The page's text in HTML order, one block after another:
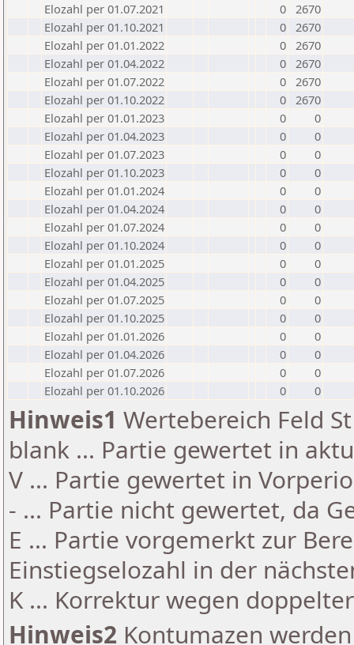
Elozahl per 01.07.2021
0 2670
Elozahl per 01.10.2021
0 2670
Elozahl per 01.01.2022
0 2670
Elozahl per 01.04.2022
0 2670
Elozahl per 01.07.2022
0 2670
Elozahl per 01.10.2022
0 2670
Elozahl per 01.01.2023
0
0
Elozahl per 01.04.2023
0
0
Elozahl per 01.07.2023
0
0
Elozahl per 01.10.2023
0
0
Elozahl per 01.01.2024
0
0
Elozahl per 01.04.2024
0
0
Elozahl per 01.07.2024
0
0
Elozahl per 01.10.2024
0
0
Elozahl per 01.01.2025
0
0
Elozahl per 01.04.2025
0
0
Elozahl per 01.07.2025
0
0
Elozahl per 01.10.2025
0
0
Elozahl per 01.01.2026
0
0
Elozahl per 01.04.2026
0
0
Elozahl per 01.07.2026
0
0
Elozahl per 01.10.2026
0 0
Hinweis1 Wertebereich Feld
blank ... Partie gewertet in
V ... Partie gewertet in
- ... Partie nicht gewertet, da
E ... Partie vorgemerkt zur
Einstiegselozahl in der
K ... Korrektur wegen
Hinweis2 Kontumazen